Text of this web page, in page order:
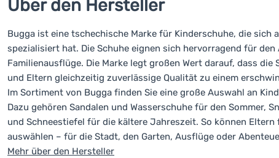
Über den Hersteller
Bugga ist eine tschechische Marke für Kinderschuhe, die
spezialisiert hat. Die Schuhe eignen sich hervorragend für
Familienausflüge. Die Marke legt großen Wert darauf, dass
und Eltern gleichzeitig zuverlässige Qualität zu einem
Im Sortiment von Bugga finden Sie eine große Auswahl an
Dazu gehören Sandalen und Wasserschuhe für den Sommer,
und Schneestiefel für die kältere Jahreszeit. So können
auswählen – für die Stadt, den Garten, Ausflüge oder
Mehr über den Hersteller